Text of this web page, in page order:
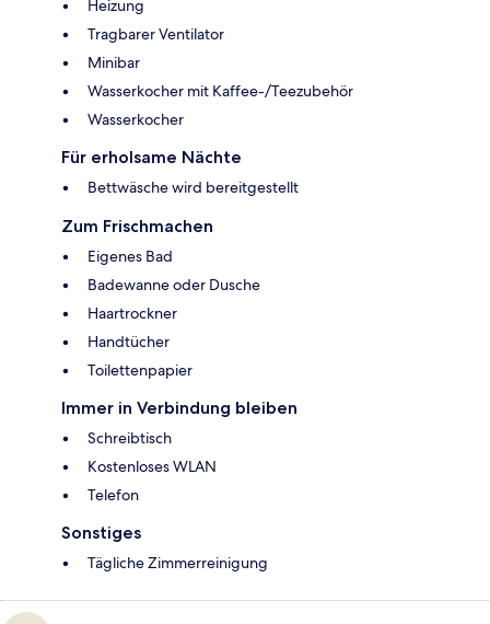
Heizung
Tragbarer Ventilator
Minibar
Wasserkocher mit Kaffee-/Teezubehör
Wasserkocher
Für erholsame Nächte
Bettwäsche wird bereitgestellt
Zum Frischmachen
Eigenes Bad
Badewanne oder Dusche
Haartrockner
Handtücher
Toilettenpapier
Immer in Verbindung bleiben
Schreibtisch
Kostenloses WLAN
Telefon
Sonstiges
Tägliche Zimmerreinigung